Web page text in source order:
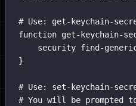
# Use: get-keychain-secret
function get-keychain-
security find-
}
# Use: set-keychain-secret
# You will be prompted